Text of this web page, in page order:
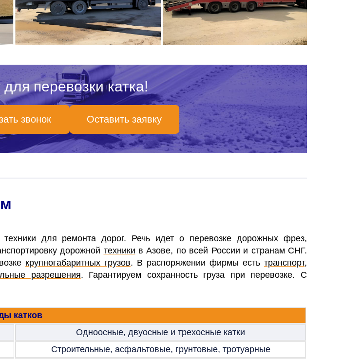
перевозки катка!
звонок Оставить заявку
техники для ремонта дорог. Речь идет о перевозке дорожных фрез,
дорожной техники в Азове, по всей России и странам СНГ.
крупногабаритных грузов. В распоряжении фирмы есть транспорт,
разрешения. Гарантируем сохранность груза при перевозке. С
катков
Одноосные, двуосные и трехосные катки
Строительные, асфальтовые, грунтовые, тротуарные